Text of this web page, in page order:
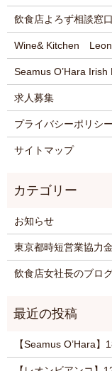
飲食店よろず相談窓
Wine& Kitchen
Seamus O’Hara Irish
求人募集
プライバシーポリシー
サイトマップ
お知らせ
東京都時短営業協力
飲食店女社長のブロ
【Seamus O’Hara